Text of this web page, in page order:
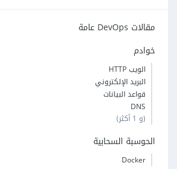
مقالات DevOps عامة
خوادم
الويب HTTP
البريد الإلكتروني
قواعد البيانات
DNS
(و 1 أكثر)
الحوسبة السحابية
Docker